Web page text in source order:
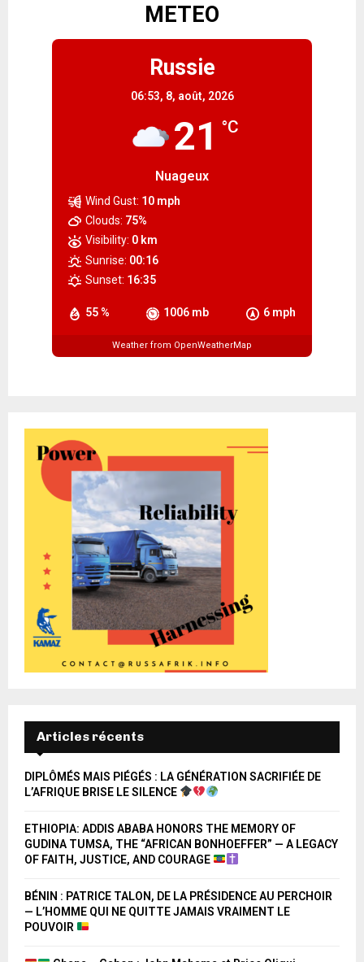
METEO
Russie
06:53, 8, août, 2026
21 °C
Nuageux
55 % 1006 mb 6 mph
Wind Gust: 10 mph
Clouds: 75%
Visibility: 0 km
Sunrise: 00:16
Sunset: 16:35
Weather from OpenWeatherMap
Articles récents
DIPLÔMÉS MAIS PIÉGÉS : LA GÉNÉRATION SACRIFIÉE DE
L’AFRIQUE BRISE LE SILENCE
ETHIOPIA: ADDIS ABABA HONORS THE MEMORY OF
GUDINA TUMSA, THE “AFRICAN BONHOEFFER” — A LEGACY
OF FAITH, JUSTICE, AND COURAGE
BÉNIN : PATRICE TALON, DE LA PRÉSIDENCE AU PERCHOIR
— L’HOMME QUI NE QUITTE JAMAIS VRAIMENT LE
POUVOIR